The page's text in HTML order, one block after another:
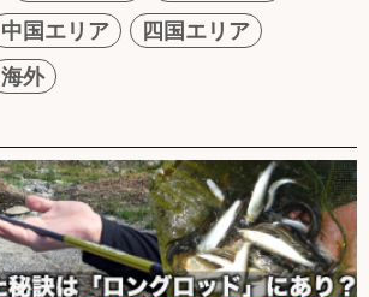
中国エリア
四国エリア
海外